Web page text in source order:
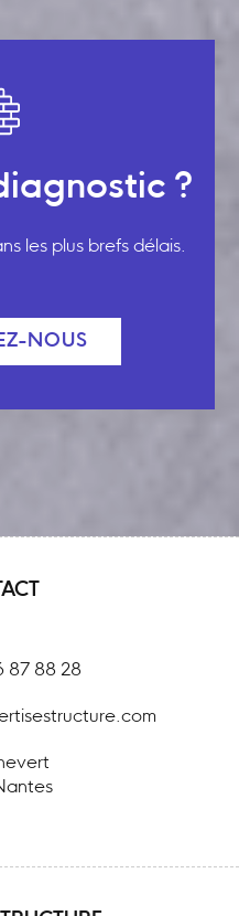
?
les plus brefs délais.
NOUS
87 88 28